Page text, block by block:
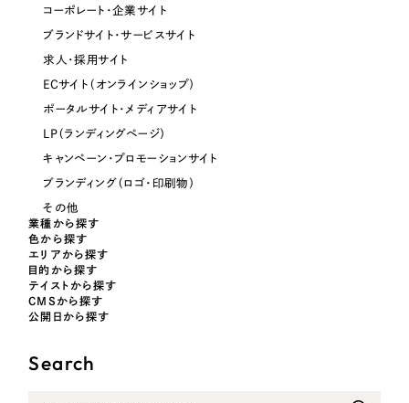
イエロー・黄色
グリーン・緑色
ブルー・青色
パープル・紫色
ピンク・桃色
コーポレート・企業サイト
ブランドサイト・サービスサイト
求人・採用サイト
ECサイト（オンラインショップ）
ポータルサイト・メディアサイト
LP（ランディングページ）
キャンペーン・プロモーションサイト
ブランディング（ロゴ・印刷物）
その他
業種から探す
色から探す
エリアから探す
目的から探す
テイストから探す
CMSから探す
公開日から探す
Search